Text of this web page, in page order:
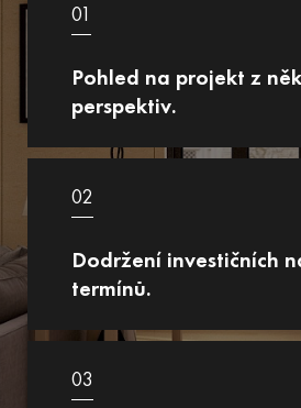
01
Pohled na projekt z
perspektiv.
02
Dodržení investičních
termínů.
03